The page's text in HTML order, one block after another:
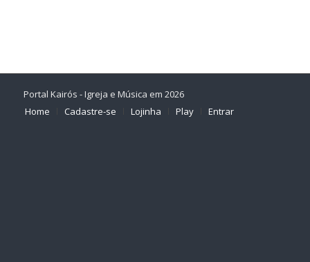
Portal Kairós - Igreja e Música em 2026
Home
Cadastre-se Lojinha Play Entrar